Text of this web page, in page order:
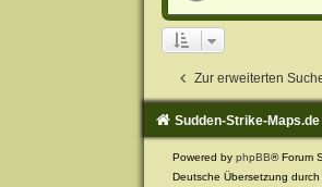
Zur erweiterten
Sudden-Strike-
Powered by phpBB® Forum
Deutsche Übersetzung durch